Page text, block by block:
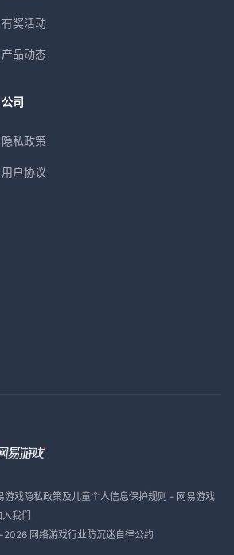
有奖活动
产品动态
公司
隐私政策
用户协议
游戏隐私政策及儿童个人信息保护规则 - 网易游戏
入我们
2026 网络游戏行业防沉迷自律公约